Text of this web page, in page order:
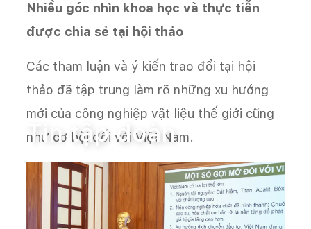
Trang chủ Tin tức Tin tập đoàn
Tin tập đoàn
Nhiều góc nhìn khoa học và thực tiễn
được chia sẻ tại hội thảo
Các tham luận và ý kiến trao đổi tại hội
thảo đã tập trung làm rõ những xu hướng
mới của công nghiệp vật liệu thế giới cũng
như cơ hội đối với Việt Nam.